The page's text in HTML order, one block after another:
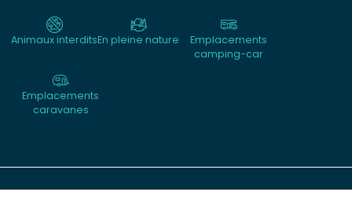
Animaux interditsEn pleine nature
Emplacements
camping-car
Emplacements
caravanes